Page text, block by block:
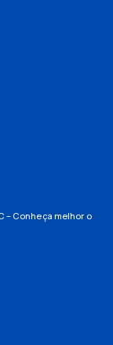
– Conheça melhor o